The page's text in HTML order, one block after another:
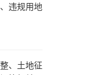
违规用地
、土地征